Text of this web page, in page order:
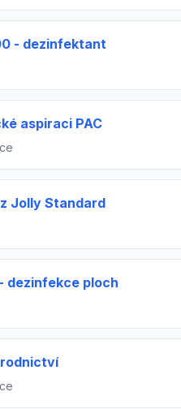
- dezinfektant
aspiraci PAC
Jolly Standard
dezinfekce ploch